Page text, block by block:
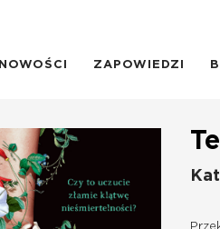
NOWOŚCI ZAPOWIEDZI